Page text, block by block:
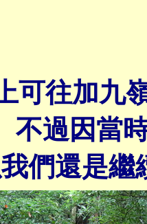
可往加九
不過因當
們還是繼